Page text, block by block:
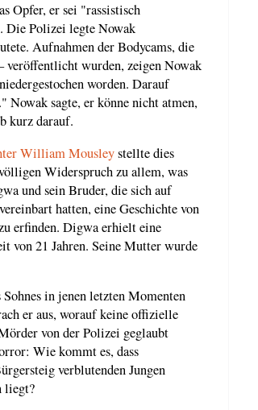
Opfer, er sei "rassistisch
Die Polizei legte Nowak
Aufnahmen der Bodycams, die
veröffentlicht wurden, zeigen Nowak
worden. Darauf
sagte, er könne nicht atmen,
kurz darauf.
William Mousleystellte dies
Widerspruch zu allem, was
und sein Bruder, die sich auf
hatten, eine Geschichte von
erfinden. Digwa erhielt eine
von 21 Jahren. Seine Mutter wurde
in jenen letzten Momenten
er aus, worauf keine offizielle
von der Polizei geglaubt
Wie kommt es, dass
verblutenden Jungen
liegt?